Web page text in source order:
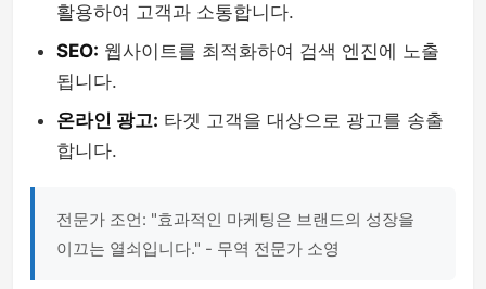
활용하여 고객과 소통합니다.
SEO: 웹사이트를 최적화하여 검색 엔진에 노출
됩니다.
온라인 광고: 타겟 고객을 대상으로 광고를 송출
합니다.
전문가 조언: "효과적인 마케팅은 브랜드의 성장을
이끄는 열쇠입니다." - 무역 전문가 소영